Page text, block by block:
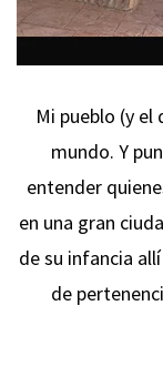
Mi pueblo (y el
mundo. Y
entender
en una gran
de su infancia
de